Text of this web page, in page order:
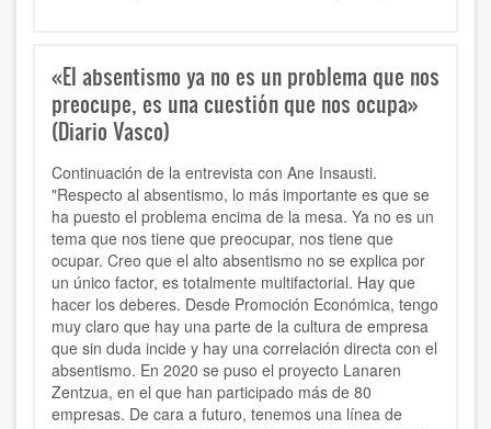
«El absentismo ya no es un problema que nos
preocupe, es una cuestión que nos ocupa»
(Diario Vasco)
Continuación de la entrevista con Ane Insausti.
"Respecto al absentismo, lo más importante es que se
ha puesto el problema encima de la mesa. Ya no es un
tema que nos tiene que preocupar, nos tiene que
ocupar. Creo que el alto absentismo no se explica por
un único factor, es totalmente multifactorial. Hay que
hacer los deberes. Desde Promoción Económica, tengo
muy claro que hay una parte de la cultura de empresa
que sin duda incide y hay una correlación directa con el
absentismo. En 2020 se puso el proyecto Lanaren
Zentzua, en el que han participado más de 80
empresas. De cara a futuro, tenemos una línea de